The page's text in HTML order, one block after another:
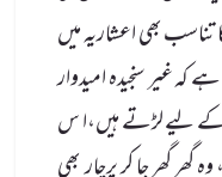
بھی اعشاریہ میں
کہ غیر سنجیدہ امیدوار
لیے لڑتے ہیں،ا س